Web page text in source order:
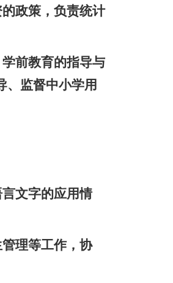
政策，负责统计
前教育的指导与
、监督中小学用
文字的应用情
理等工作，协